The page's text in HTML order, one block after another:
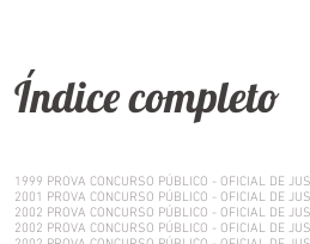
Índice completo
1999 PROVA CONCURSO PÚBLICO - OFICIAL DE
2001 PROVA CONCURSO PÚBLICO - OFICIAL DE
2002 PROVA CONCURSO PÚBLICO - OFICIAL DE
2002 PROVA CONCURSO PÚBLICO - OFICIAL DE